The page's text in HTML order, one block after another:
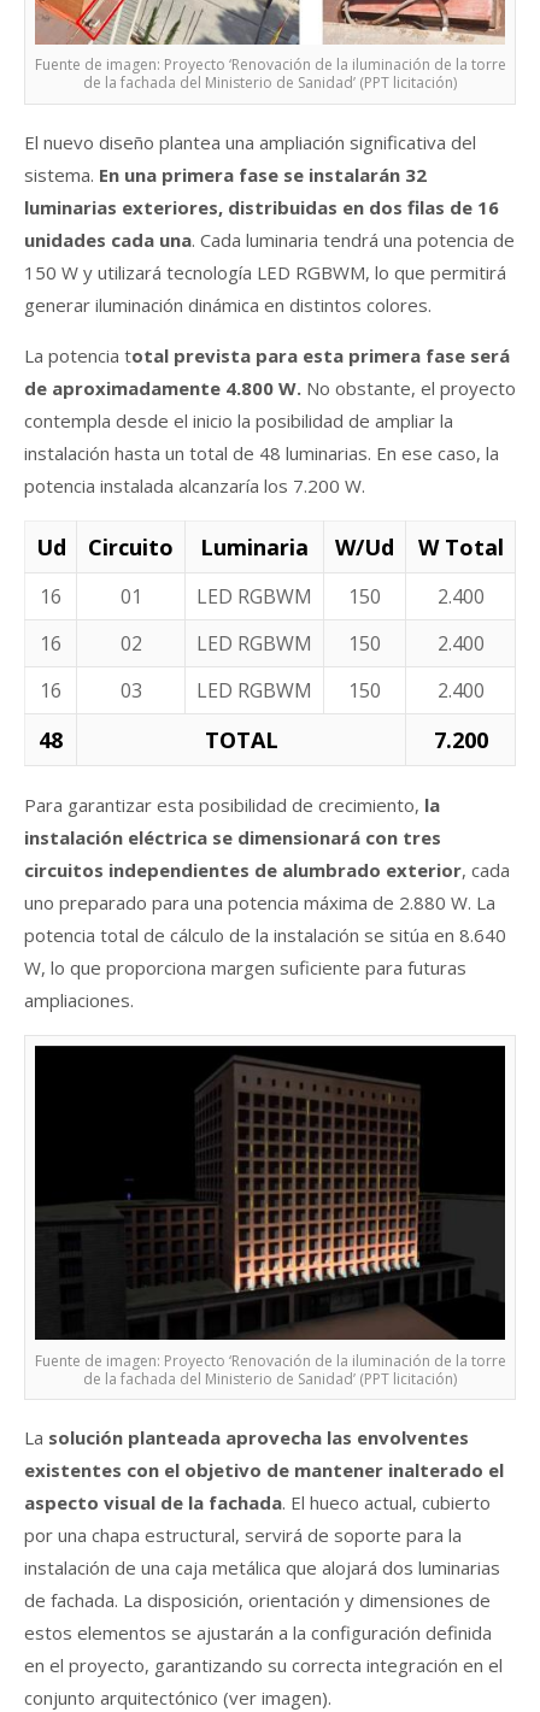
Fuente de imagen: Proyecto ‘Renovación de la iluminación de la torre
de la fachada del Ministerio de Sanidad’ (PPT licitación)
El nuevo diseño plantea una ampliación significativa del
sistema. En una primera fase se instalarán 32
luminarias exteriores, distribuidas en dos filas de 16
unidades cada una. Cada luminaria tendrá una potencia de
150 W y utilizará tecnología LED RGBWM, lo que permitirá
generar iluminación dinámica en distintos colores.
La potencia total prevista para esta primera fase será
de aproximadamente 4.800 W. No obstante, el proyecto
contempla desde el inicio la posibilidad de ampliar la
instalación hasta un total de 48 luminarias. En ese caso, la
potencia instalada alcanzaría los 7.200 W.
Ud Circuito Luminaria W/Ud W Total
16 01 LED RGBWM 150
2.400
16
02 LED RGBWM 150
2.400
16
03 LED RGBWM 150 2.400
48 TOTAL 7.200
Para garantizar esta posibilidad de crecimiento, la
instalación eléctrica se dimensionará con tres
circuitos independientes de alumbrado exterior, cada
uno preparado para una potencia máxima de 2.880 W. La
potencia total de cálculo de la instalación se sitúa en 8.640
W, lo que proporciona margen suficiente para futuras
ampliaciones.
Fuente de imagen: Proyecto ‘Renovación de la iluminación de la torre
de la fachada del Ministerio de Sanidad’ (PPT licitación)
La solución planteada aprovecha las envolventes
existentes con el objetivo de mantener inalterado el
aspecto visual de la fachada. El hueco actual, cubierto
por una chapa estructural, servirá de soporte para la
instalación de una caja metálica que alojará dos luminarias
de fachada. La disposición, orientación y dimensiones de
estos elementos se ajustarán a la configuración definida
en el proyecto, garantizando su correcta integración en el
conjunto arquitectónico (ver imagen).